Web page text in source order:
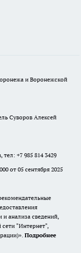
и Воронежской
Суворов Алексей
+7 985 814 3429
от 05 сентября 2025
анализа сведений,
сети "Интернет",
Подробнее